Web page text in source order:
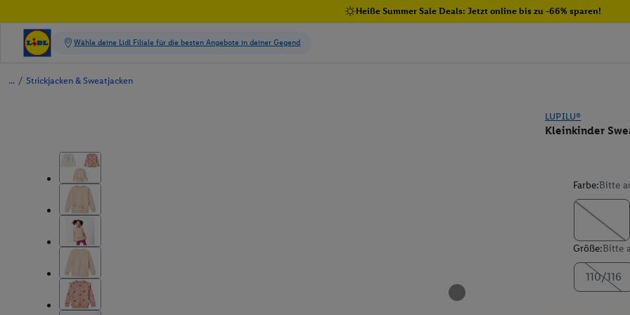
Heiße Summer Sale Deals: Jetzt online bis zu -66% sparen!
/ Strickjacken & Sweatjacken
LUPILU®
Kleinkinder
Farbe:Bitte
Größe:Bitte
110/116